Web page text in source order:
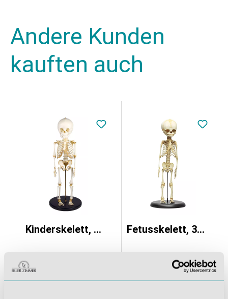
Andere Kunden
kauften auch
Kinderskelett, 14 bis 16 Monate Fetusskelett, 32. Woche
1.386,35 €*